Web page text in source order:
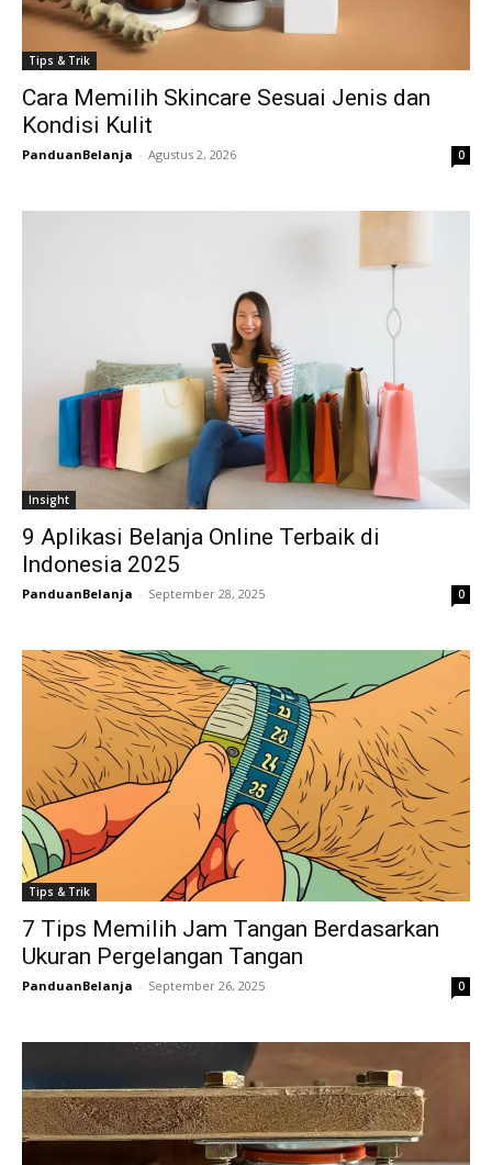
Tips & Trik
Cara Memilih Skincare Sesuai Jenis dan
Kondisi Kulit
PanduanBelanja - Agustus 2, 2026 0
Insight
9 Aplikasi Belanja Online Terbaik di
Indonesia 2025
PanduanBelanja - September 28, 2025 0
Tips & Trik
7 Tips Memilih Jam Tangan Berdasarkan
Ukuran Pergelangan Tangan
PanduanBelanja - September 26, 2025 0